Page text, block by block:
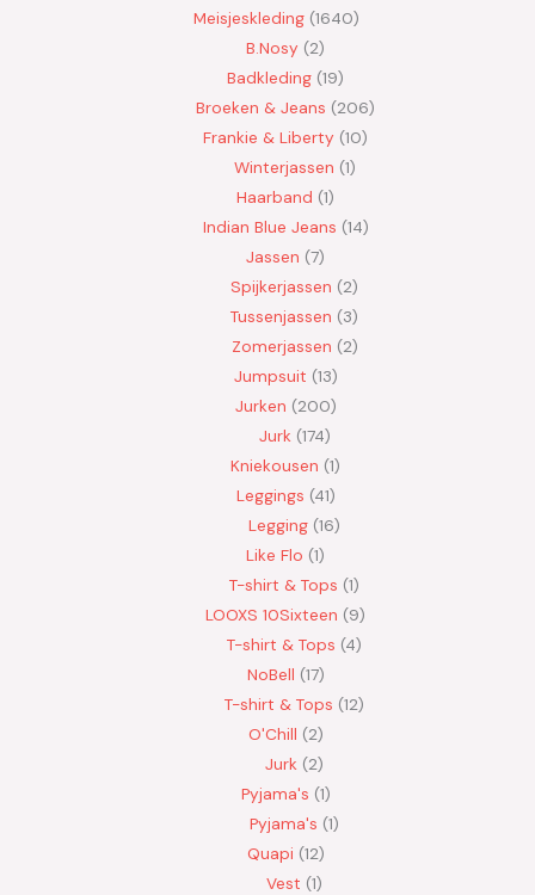
Meisjeskleding 1640
B.Nosy
2
Badkleding 19
Broeken & Jeans
206
Frankie & Liberty 10
Winterjassen 1
Haarband 1
Indian Blue Jeans 14
Jassen 7
Spijkerjassen
2
Tussenjassen
3
Zomerjassen 2
Jumpsuit 13
Jurken 200
Jurk 174
Kniekousen 1
Leggings 41
Legging 16
Like Flo 1
T-shirt & Tops 1
LOOXS 10Sixteen
9
T-shirt & Tops 4
NoBell 17
T-shirt & Tops 12
O'Chill 2
Jurk 2
Pyjama's 1
Pyjama's 1
Quapi 12
Vest 1